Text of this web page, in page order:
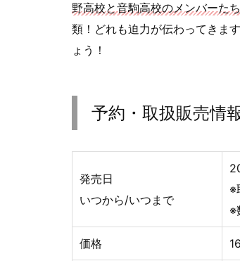
野高校と音駒高校のメンバーた
類！どれも迫力が伝わってきま
ょう！
予約・取扱販売情
発売日
いつから/いつまで
※
※
価格